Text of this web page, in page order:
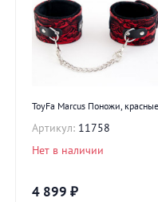
ToyFa Marcus Поножи, красные
Артикул: 11758
Нет в наличии
4 899 ₽